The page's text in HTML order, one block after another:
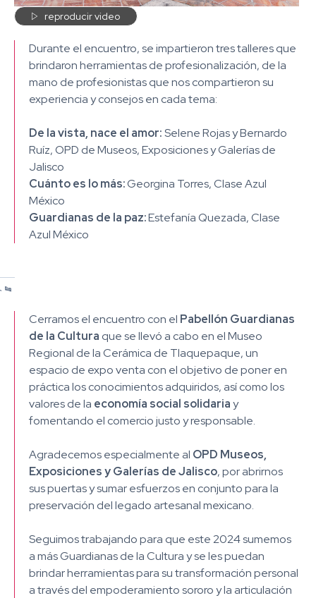
 reproducir video
Durante el encuentro, se impartieron tres talleres que
brindaron herramientas de profesionalización, de la
mano de profesionistas que nos compartieron su
experiencia y consejos en cada tema:
De la vista, nace el amor:Selene Rojas y Bernardo
Ruíz, OPD de Museos, Exposiciones y Galerías de
Jalisco​ ​
Cuánto es lo más:Georgina Torres, Clase Azul
México ​
Guardianas de la paz:Estefanía Quezada, Clase
Azul México
1
2
3
4
Cerramos el encuentro con el Pabellón Guardianas
de la Cultura que se llevó a cabo en el Museo
Regional de la Cerámica de Tlaquepaque, un
espacio de expo venta con el objetivo de poner en
práctica los conocimientos adquiridos, así como los
valores de la economía social solidariay
fomentando el comercio justo y responsable.
Agradecemos especialmente al OPD Museos,
Exposiciones y Galerías de Jalisco, por abrirnos
sus puertas y sumar esfuerzos en conjunto para la
preservación del legado artesanal mexicano.
Seguimos trabajando para que este 2024 sumemos
a más Guardianas de la Cultura y se les puedan
brindar herramientas para su transformación personal
a través del empoderamiento sororo y la articulación